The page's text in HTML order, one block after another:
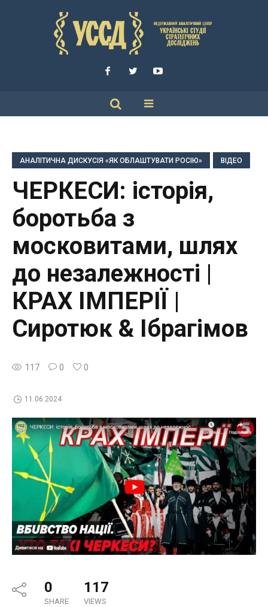
АНАЛІТИЧНА ДИСКУСІЯ «ЯК ОБЛАШТУВАТИ РОСІЮ» ВІДЕО
ЧЕРКЕСИ: історія,
боротьба з
московитами, шлях
до незалежності |
КРАХ ІМПЕРІЇ |
Сиротюк & Ібрагімов
117 0 0
11.06.2024
0
SHARE
117
VIEWS